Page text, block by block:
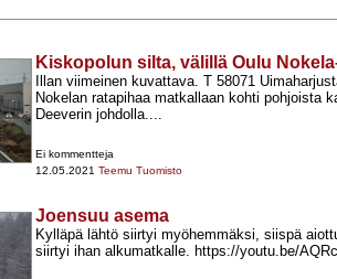
Kiskopolun silta, välillä Oulu
Illan viimeinen kuvattava. T 58071
Nokelan ratapihaa matkallaan kohti pohjoista
Deeverin johdolla....
Ei kommentteja
12.05.2021 Teemu Tuomisto
Joensuu asema
Kylläpä lähtö siirtyi myöhemmäksi, siispä
siirtyi ihan alkumatkalle. https://youtu.be/